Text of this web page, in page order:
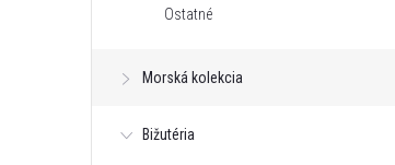
Ostatné
Morská kolekcia
Bižutéria